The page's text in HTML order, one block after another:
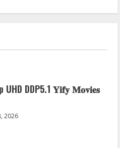
DDP5.1 𝐘𝐢𝐟𝐲 𝐌𝐨𝐯𝐢𝐞𝐬
2026